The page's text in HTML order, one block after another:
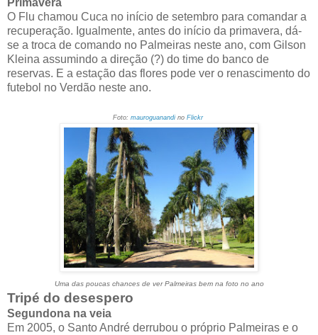
Primavera
O Flu chamou Cuca no início de setembro para comandar a
recuperação. Igualmente, antes do início da primavera, dá-
se a troca de comando no Palmeiras neste ano, com Gilson
Kleina assumindo a direção (?) do time do banco de
reservas. E a estação das flores pode ver o renascimento do
futebol no Verdão neste ano.
Foto: mauroguanandi no Flickr
Uma das poucas chances de ver Palmeiras bem na foto no ano
Tripé do desespero
Segundona na veia
Em 2005, o Santo André derrubou o próprio Palmeiras e o